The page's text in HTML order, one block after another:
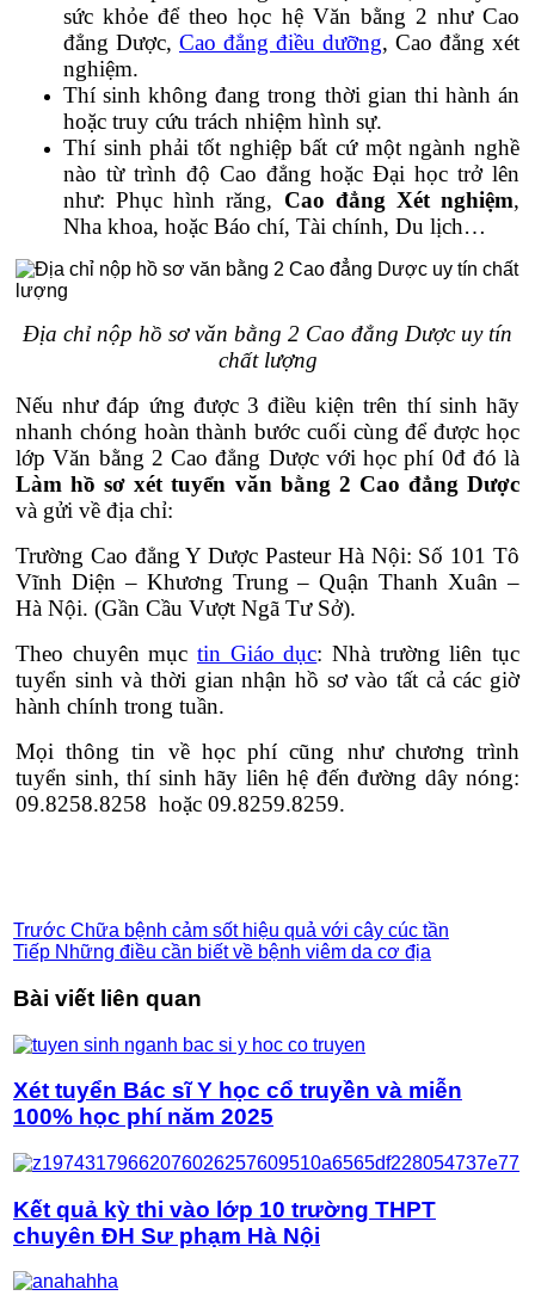
sức khỏe để theo học hệ Văn bằng 2 như Cao
đẳng Dược, Cao đẳng điều dưỡng, Cao đẳng xét
nghiệm.
Thí sinh không đang trong thời gian thi hành án
hoặc truy cứu trách nhiệm hình sự.
Thí sinh phải tốt nghiệp bất cứ một ngành nghề
nào từ trình độ Cao đẳng hoặc Đại học trở lên
như: Phục hình răng, Cao đẳng Xét nghiệm,
Nha khoa, hoặc Báo chí, Tài chính, Du lịch…
Địa chỉ nộp hồ sơ văn bằng 2 Cao đẳng Dược uy tín
chất lượng
Nếu như đáp ứng được 3 điều kiện trên thí sinh hãy
nhanh chóng hoàn thành bước cuối cùng để được học
lớp Văn bằng 2 Cao đẳng Dược với học phí 0đ đó là
Làm hồ sơ xét tuyển văn bằng 2 Cao đẳng Dược
và gửi về địa chỉ:
Trường Cao đẳng Y Dược Pasteur Hà Nội: Số 101 Tô
Vĩnh Diện – Khương Trung – Quận Thanh Xuân –
Hà Nội. (Gần Cầu Vượt Ngã Tư Sở).
Theo chuyên mục tin Giáo dục: Nhà trường liên tục
tuyển sinh và thời gian nhận hồ sơ vào tất cả các giờ
hành chính trong tuần.
Mọi thông tin về học phí cũng như chương trình
tuyển sinh, thí sinh hãy liên hệ đến đường dây nóng:
09.8258.8258 hoặc 09.8259.8259.
Trước Chữa bệnh cảm sốt hiệu quả với cây cúc tần
Tiếp Những điều cần biết về bệnh viêm da cơ địa
Bài viết liên quan
Xét tuyển Bác sĩ Y học cổ truyền và miễn
100% học phí năm 2025
Kết quả kỳ thi vào lớp 10 trường THPT
chuyên ĐH Sư phạm Hà Nội